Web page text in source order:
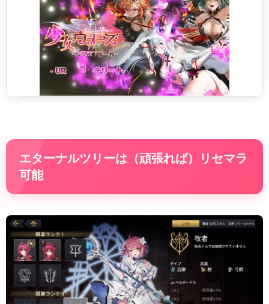
エターナルツリーは（頑張れば）リセマラ
可能